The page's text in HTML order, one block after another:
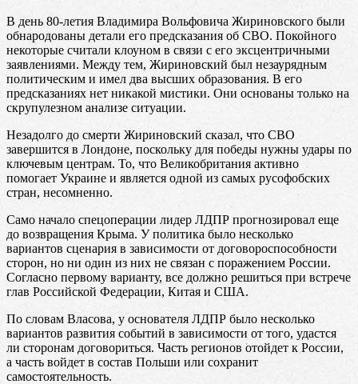
В день 80-летия Владимира Вольфовича Жириновского были
обнародованы детали его предсказания об СВО. Покойного
некоторые считали клоуном в связи с его эксцентричными
заявлениями. Между тем, Жириновский был незаурядным
политическим и имел два высших образования. В его
предсказаниях нет никакой мистики. Они основаны только на
скрупулезном анализе ситуации.
Незадолго до смерти Жириновский сказал, что СВО
завершится в Лондоне, поскольку для победы нужны удары по
ключевым центрам. То, что Великобритания активно
помогает Украине и является одной из самых русофобских
стран, несомненно.
Само начало спецоперации лидер ЛДПР прогнозировал еще
до возвращения Крыма. У политика было несколько
вариантов сценария в зависимости от договороспособности
сторон, но ни один из них не связан с поражением России.
Согласно первому варианту, все должно решиться при встрече
глав Российской Федерации, Китая и США.
По словам Власова, у основателя ЛДПР было несколько
вариантов развития событий в зависимости от того, удастся
ли сторонам договориться. Часть регионов отойдет к России,
а часть войдет в состав Польши или сохранит
самостоятельность.